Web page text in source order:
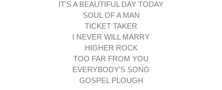
IT'S A BEAUTIFUL DAY TODAY
SOUL OF A MAN
TICKET TAKER
I NEVER WILL MARRY
HIGHER ROCK
TOO FAR FROM YOU
EVERYBODY'S SONG
GOSPEL PLOUGH